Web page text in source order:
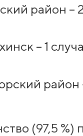
район –
– 1
район
(97,5 %)